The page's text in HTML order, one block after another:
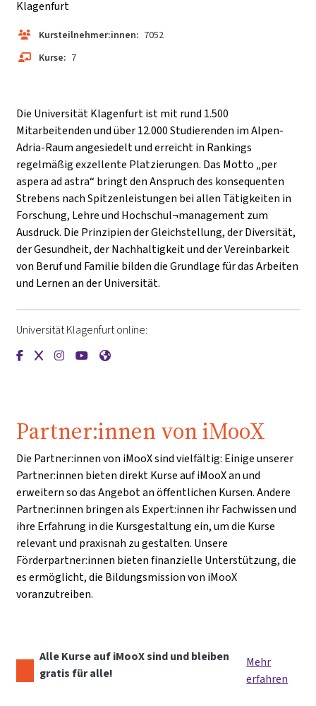
Klagenfurt
Kursteilnehmer:innen: 7052
Kurse: 7
Die Universität Klagenfurt ist mit rund 1.500
Mitarbeitenden und über 12.000 Studierenden im Alpen-
Adria-Raum angesiedelt und erreicht in Rankings
regelmäßig exzellente Platzierungen. Das Motto „per
aspera ad astra“ bringt den Anspruch des konsequenten
Strebens nach Spitzenleistungen bei allen Tätigkeiten in
Forschung, Lehre und Hochschul¬management zum
Ausdruck. Die Prinzipien der Gleichstellung, der Diversität,
der Gesundheit, der Nachhaltigkeit und der Vereinbarkeit
von Beruf und Familie bilden die Grundlage für das Arbeiten
und Lernen an der Universität.
Universität Klagenfurt online:
{mlang de}Universität Klagenfurt{mlang}{mlang
{mlang de}Universität Klagenfurt{mlang}{mlang
{mlang de}Universität Klagenfurt{mlang}{mlang
{mlang de}Universität
{mlang de}Universität
Partner:innen von iMooX
Die Partner:innen von iMooX sind vielfältig: Einige unserer
Partner:innen bieten direkt Kurse auf iMooX an und
erweitern so das Angebot an öffentlichen Kursen. Andere
Partner:innen bringen als Expert:innen ihr Fachwissen und
ihre Erfahrung in die Kursgestaltung ein, um die Kurse
relevant und praxisnah zu gestalten. Unsere
Förderpartner:innen bieten finanzielle Unterstützung, die
es ermöglicht, die Bildungsmission von iMooX
voranzutreiben.
Alle Kurse auf iMooX sind und bleiben
gratis für alle!
Mehr
erfahren